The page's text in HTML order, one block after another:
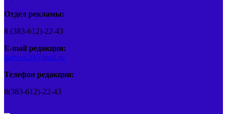
Отдел рекламы:
8 (383-612)-22-43
E-mail редакции:
barvest20@mail.ru
Телефон редакции:
8(383-612)-22-43